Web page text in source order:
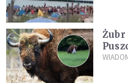
Żubr
daje